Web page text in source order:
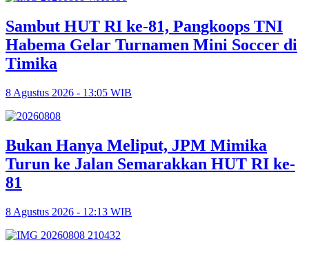
Sambut HUT RI ke-81, Pangkoops TNI
Habema Gelar Turnamen Mini Soccer di
Timika
8 Agustus 2026 - 13:05 WIB
Bukan Hanya Meliput, JPM Mimika
Turun ke Jalan Semarakkan HUT RI ke-
81
8 Agustus 2026 - 12:13 WIB